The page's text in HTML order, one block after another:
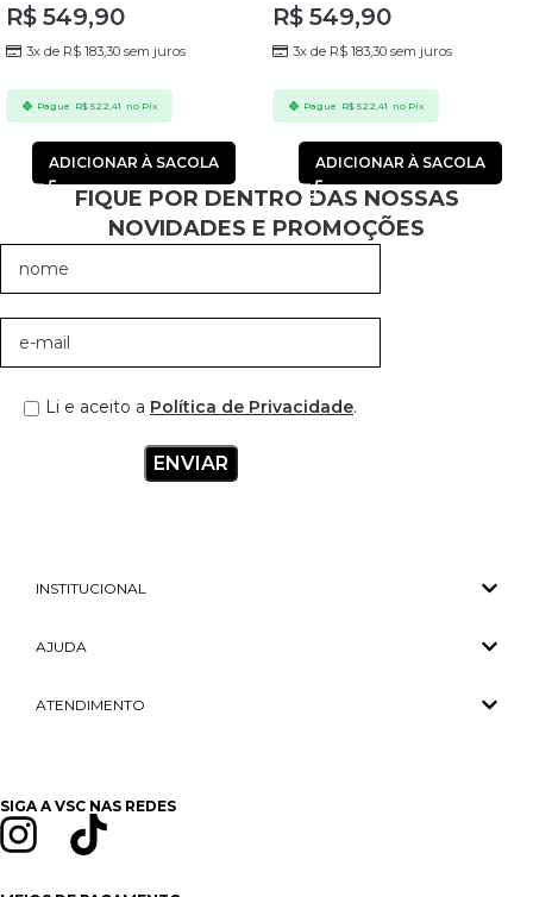
R$ 549,90
3x de R$ 183,30 sem juros
Pague R$522,41 no Pix
ADICIONAR À SACOLA
R$ 549,90
3x de R$ 183,30 sem juros
Pague R$522,41 no Pix
ADICIONAR À SACOLA
FIQUE POR DENTRO DAS NOSSAS
NOVIDADES E PROMOÇÕES
Li e aceito a Política de Privacidade.
INSTITUCIONAL
AJUDA
ATENDIMENTO
SIGA A VSC NAS REDES